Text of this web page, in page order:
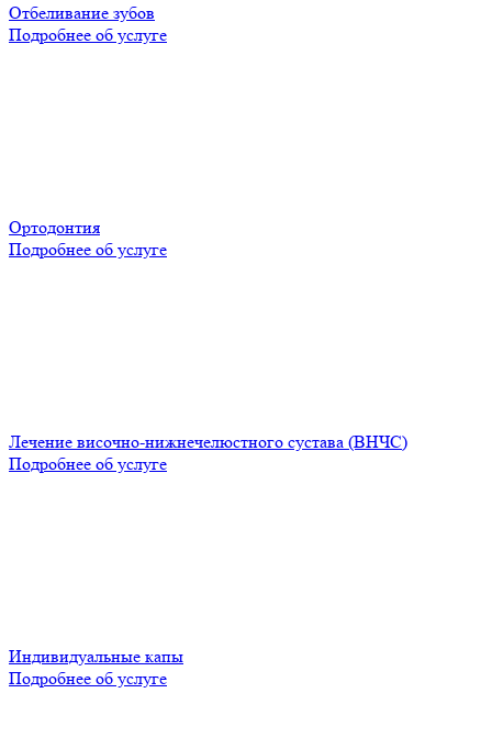
Отбеливание зубов
Подробнее об услуге
Ортодонтия
Подробнее об услуге
Лечение височно-нижнечелюстного сустава (ВНЧС)
Подробнее об услуге
Индивидуальные капы
Подробнее об услуге